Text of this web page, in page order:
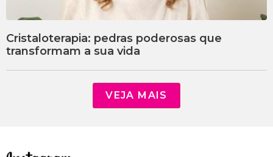
Cristaloterapia: pedras poderosas que
transformam a sua vida
VEJA MAIS